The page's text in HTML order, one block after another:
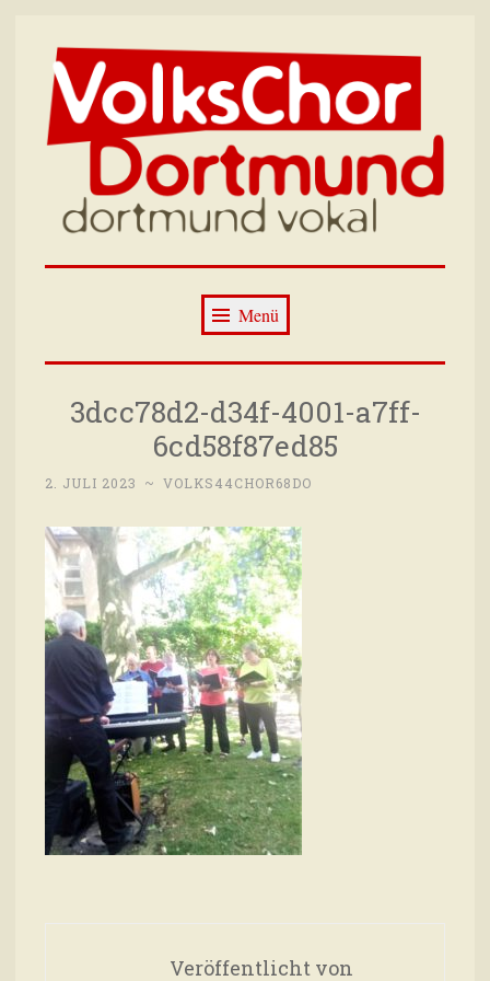
Zum
Inhalt
springen
Volkschor
Dortmund –
Dortmund Vokal
Wir singen immer dienstags im Wilhelm-
Hansmann-Haus Dortmund
Menü
3dcc78d2-d34f-4001-a7ff-
6cd58f87ed85
2. JULI 2023 ~ VOLKS44CHOR68DO
Veröffentlicht von